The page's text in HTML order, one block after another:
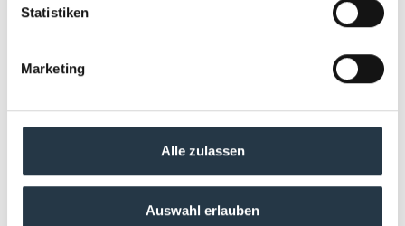
Statistiken
Marketing
Alle zulassen
Auswahl erlauben
Neues Album "MTV Unplugged"
Bereits Maffays 18. Nummer-
„MTV Unplugged“-Album auf Platz eins •
Zum 18. Mal erobert Maffay die Chart-
Gratulationen von Fans,…